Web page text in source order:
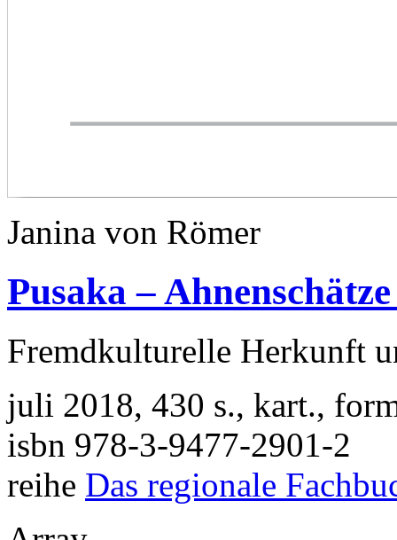
Janina von Römer
Pusaka –
Fremdkulturelle Herkunft
juli 2018, 430 s., kart.,
isbn 978-3-9477-2901-2
reihe Das regionale